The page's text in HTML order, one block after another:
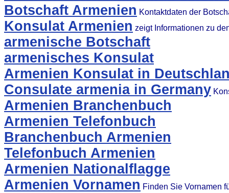
Botschaft Armenien Kontaktdaten der
Konsulat Armenien zeigt Informationen zu
armenische Botschaft
armenisches Konsulat
Armenien Konsulat in
Consulate armenia in Germany
Armenien Branchenbuch
Armenien Telefonbuch
Branchenbuch Armenien
Telefonbuch Armenien
Armenien Nationalflagge
Armenien Vornamen Finden Sie Vornamen